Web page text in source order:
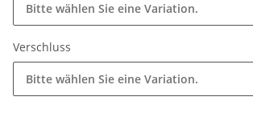
Bitte wählen Sie eine Variation.
Verschluss
Bitte wählen Sie eine Variation.